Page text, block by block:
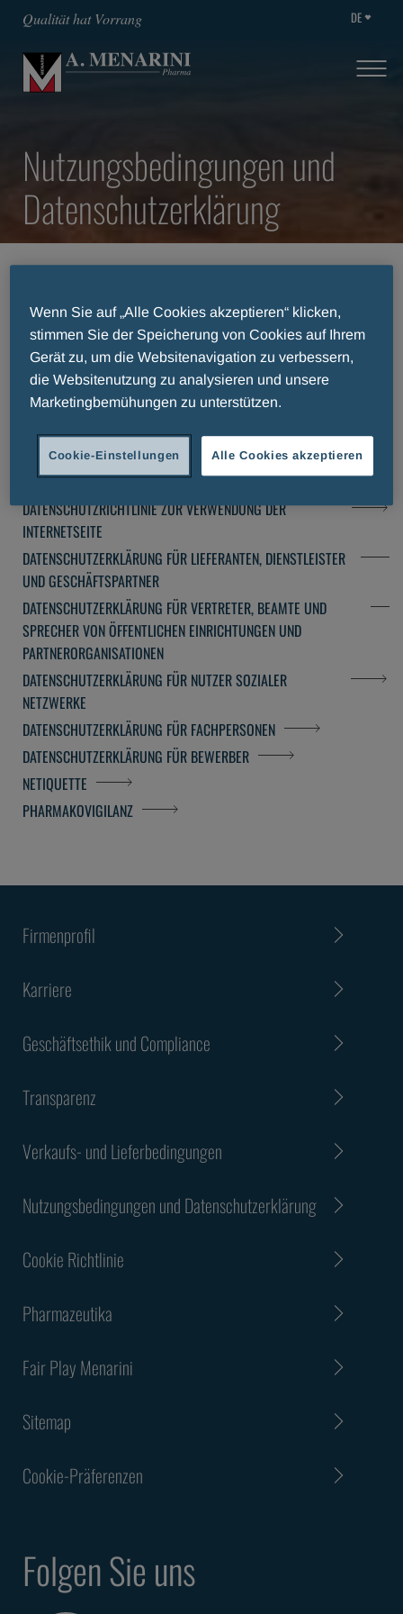
Qualität hat Vorrang DE
Nutzungsbedingungen und
Datenschutzerklärung
Nutzungsbedingungen und
Datenschutzerklärung
NUTZUNGSBESTIMMUNGEN
DATENSCHUTZRICHTLINIE ZUR VERWENDUNG DER
INTERNETSEITE
DATENSCHUTZERKLÄRUNG FÜR LIEFERANTEN, DIENSTLEISTER
UND GESCHÄFTSPARTNER
DATENSCHUTZERKLÄRUNG FÜR VERTRETER, BEAMTE UND
SPRECHER VON ÖFFENTLICHEN EINRICHTUNGEN UND
PARTNERORGANISATIONEN
DATENSCHUTZERKLÄRUNG FÜR NUTZER SOZIALER
NETZWERKE
DATENSCHUTZERKLÄRUNG FÜR FACHPERSONEN
DATENSCHUTZERKLÄRUNG FÜR BEWERBER
NETIQUETTE
PHARMAKOVIGILANZ
Firmenprofil
Karriere
Geschäftsethik und Compliance
Transparenz
Verkaufs- und Lieferbedingungen
Nutzungsbedingungen und Datenschutzerklärung
Cookie Richtlinie
Pharmazeutika
Fair Play Menarini
Sitemap
Cookie-Präferenzen
Folgen Sie uns
Wenn Sie auf „Alle Cookies akzeptieren“ klicken,
stimmen Sie der Speicherung von Cookies auf Ihrem
Gerät zu, um die Websitenavigation zu verbessern,
die Websitenutzung zu analysieren und unsere
Marketingbemühungen zu unterstützen.
Alle Cookies akzeptieren
Cookie-Einstellungen